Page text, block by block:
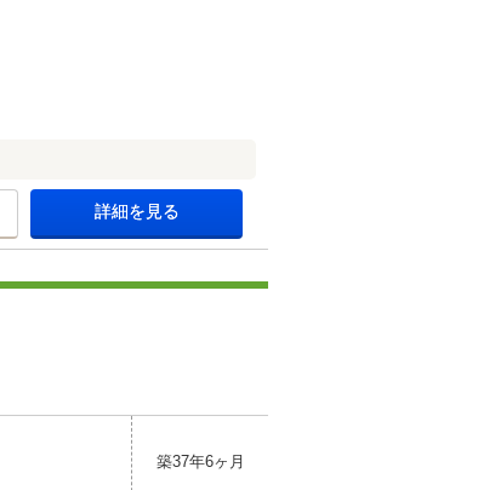
詳細を見る
築37年6ヶ月